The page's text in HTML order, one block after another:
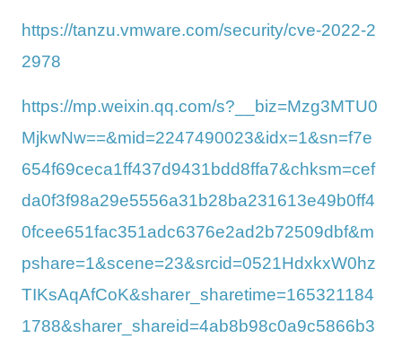
https://tanzu.vmware.com/security/cve-2022-2
2978
https://mp.weixin.qq.com/s?__biz=Mzg3MTU0
MjkwNw==&mid=2247490023&idx=1&sn=f7e
654f69ceca1ff437d9431bdd8ffa7&chksm=cef
da0f3f98a29e5556a31b28ba231613e49b0ff4
0fcee651fac351adc6376e2ad2b72509dbf&m
pshare=1&scene=23&srcid=0521HdxkxW0hz
TIKsAqAfCoK&sharer_sharetime=165321184
1788&sharer_shareid=4ab8b98c0a9c5866b3